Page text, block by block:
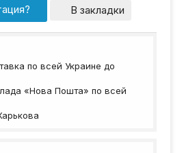
В закладки
по всей Украине до
«Нова Пошта» по всей